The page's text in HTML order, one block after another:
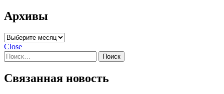
Архивы
Архивы
Close
Найти:
Связанная новость